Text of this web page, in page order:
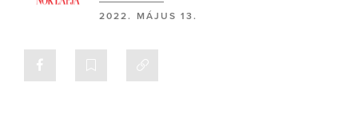
2022. MÁJUS 13.